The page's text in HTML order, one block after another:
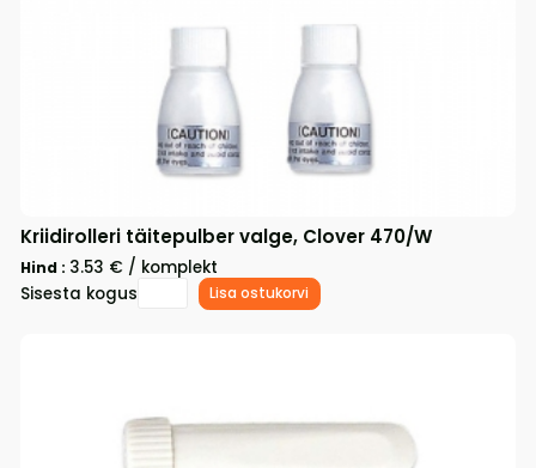
Kriidirolleri täitepulber valge, Clover 470/W
Hind : 3.53 € / komplekt
Sisesta kogus
Lisa ostukorvi